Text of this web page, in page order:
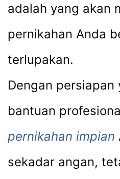
adalah yang akan
pernikahan Anda
terlupakan.
Dengan
bantuan
pernikahan impian
sekadar angan,